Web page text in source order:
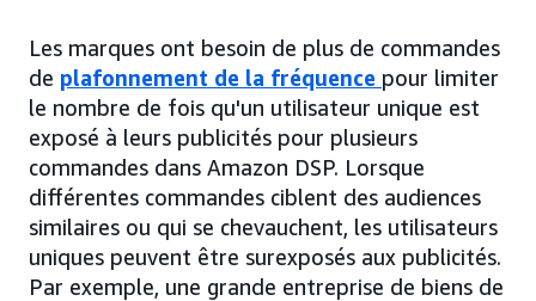
Les marques ont besoin de plus de commandes
de plafonnement de la fréquence pour limiter
le nombre de fois qu'un utilisateur unique est
exposé à leurs publicités pour plusieurs
commandes dans Amazon DSP. Lorsque
différentes commandes ciblent des audiences
similaires ou qui se chevauchent, les utilisateurs
uniques peuvent être surexposés aux publicités.
Par exemple, une grande entreprise de biens de